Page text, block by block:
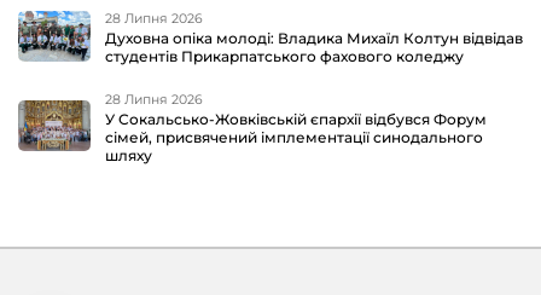
28 Липня 2026
Духовна опіка молоді: Владика Михаїл Колтун відвідав
студентів Прикарпатського фахового коледжу
28 Липня 2026
У Сокальсько-Жовківській єпархії відбувся Форум
сімей, присвячений імплементації синодального
шляху